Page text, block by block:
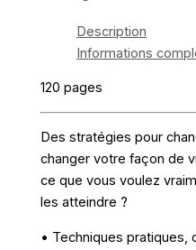
Description
Informations
120 pages
Des stratégies pour
changer votre façon de
ce que vous voulez
les atteindre ?
• Techniques pratiques,